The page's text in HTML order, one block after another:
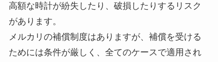
高額な時計が紛失したり、破損したりするリスク
があります。
メルカリの補償制度はありますが、補償を受ける
ためには条件が厳しく、全てのケースで適用され